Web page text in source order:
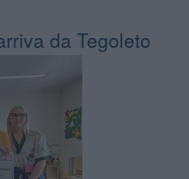
da Tegoleto